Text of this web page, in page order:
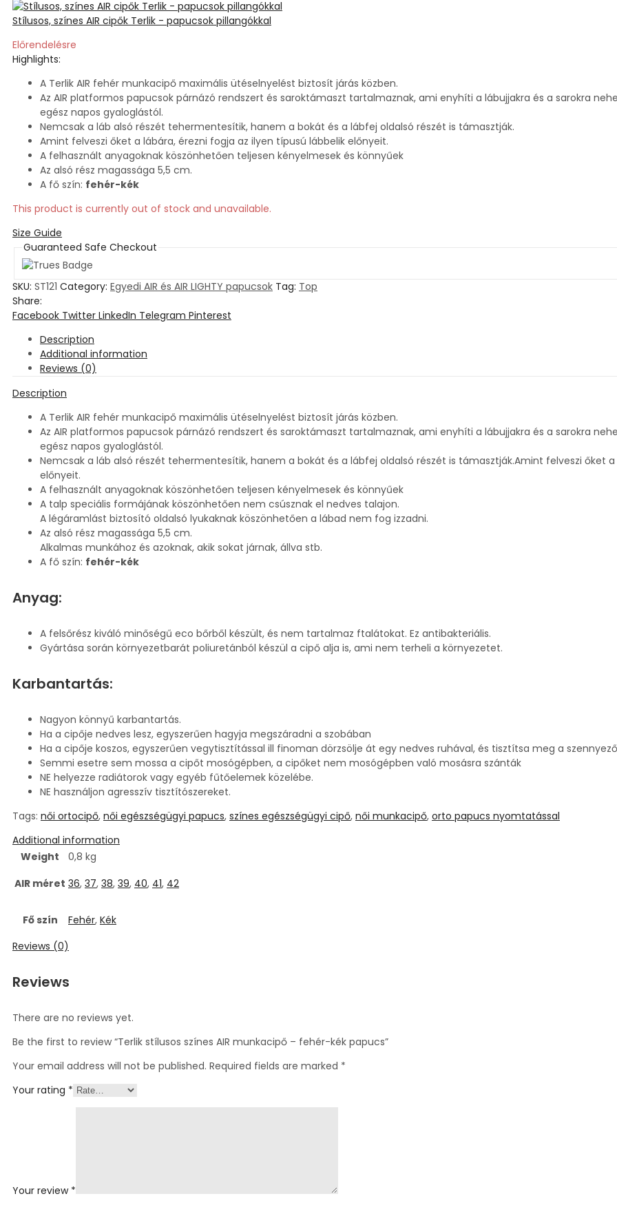
Stílusos, színes AIR cipők Terlik - papucsok pillangókkal
Előrendelésre
Highlights:
A Terlik AIR fehér munkacipő maximális ütéselnyelést biztosít járás közben.
Az AIR platformos papucsok párnázó rendszert és saroktámaszt tartalmaznak, ami enyhíti a lábujjakra és a sarokra
egész napos gyaloglástól.
Nemcsak a láb alsó részét tehermentesítik, hanem a bokát és a lábfej oldalsó részét is támasztják.
Amint felveszi őket a lábára, érezni fogja az ilyen típusú lábbelik előnyeit.
A felhasznált anyagoknak köszönhetően teljesen kényelmesek és könnyűek
Az alsó rész magassága 5,5 cm.
A fő szín: fehér-kék
This product is currently out of stock and unavailable.
Size Guide
Guaranteed Safe Checkout
SKU: ST121 Category: Egyedi AIR és AIR LIGHTY papucsok Tag: Top
Share:
Facebook Twitter LinkedIn Telegram Pinterest
Description
Additional information
Reviews (0)
Description
A Terlik AIR fehér munkacipő maximális ütéselnyelést biztosít járás közben.
Az AIR platformos papucsok párnázó rendszert és saroktámaszt tartalmaznak, ami enyhíti a lábujjakra és a sarokra
egész napos gyaloglástól.
Nemcsak a láb alsó részét tehermentesítik, hanem a bokát és a lábfej oldalsó részét is támasztják.Amint felveszi őket
előnyeit.
A felhasznált anyagoknak köszönhetően teljesen kényelmesek és könnyűek
A talp speciális formájának köszönhetően nem csúsznak el nedves talajon.
A légáramlást biztosító oldalsó lyukaknak köszönhetően a lábad nem fog izzadni.
Az alsó rész magassága 5,5 cm.
Alkalmas munkához és azoknak, akik sokat járnak, állva stb.
A fő szín: fehér-kék
Anyag:
A felsőrész kiváló minőségű eco bőrből készült, és nem tartalmaz ftalátokat. Ez antibakteriális.
Gyártása során környezetbarát poliuretánból készül a cipő alja is, ami nem terheli a környezetet.
Karbantartás:
Nagyon könnyű karbantartás.
Ha a cipője nedves lesz, egyszerűen hagyja megszáradni a szobában
Ha a cipője koszos, egyszerűen vegytisztítással ill finoman dörzsölje át egy nedves ruhával, és tisztítsa meg a
Semmi esetre sem mossa a cipőt mosógépben, a cipőket nem mosógépben való mosásra szánták
NE helyezze radiátorok vagy egyéb fűtőelemek közelébe.
NE használjon agresszív tisztítószereket.
Tags: női ortocipő, női egészségügyi papucs, színes egészségügyi cipő, női munkacipő, orto papucs nyomtatással
Additional information
Weight
0,8 kg
AIR méret 36, 37, 38, 39, 40, 41, 42
Fő szín Fehér, Kék
Reviews (0)
Reviews
There are no reviews yet.
Be the first to review “Terlik stílusos színes AIR munkacipő – fehér-kék papucs”
Your email address will not be published. Required fields are marked *
Your rating *
Your review *